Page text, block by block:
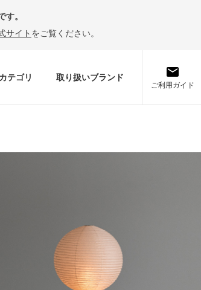
す。
サイト をご覧ください。
テゴリ 取り扱いブランド
ご利用ガイド